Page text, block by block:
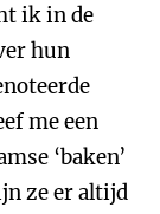
ik in de
hun
me een
‘baken’
ze er altijd